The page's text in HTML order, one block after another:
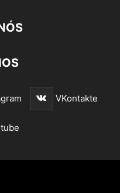
VKontakte